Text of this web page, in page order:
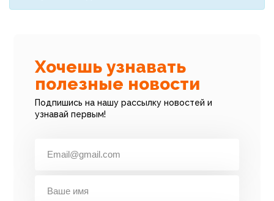
Хочешь узнавать
полезные новости
Подпишись на нашу рассылку новостей и
узнавай первым!